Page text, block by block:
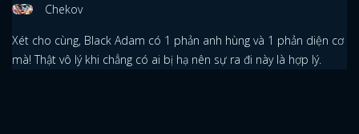
Chekov
Xét cho cùng, Black Adam có 1 phản anh hùng và 1 phản diện cơ
mà! Thật vô lý khi chẳng có ai bị hạ nên sự ra đi này là hợp lý.